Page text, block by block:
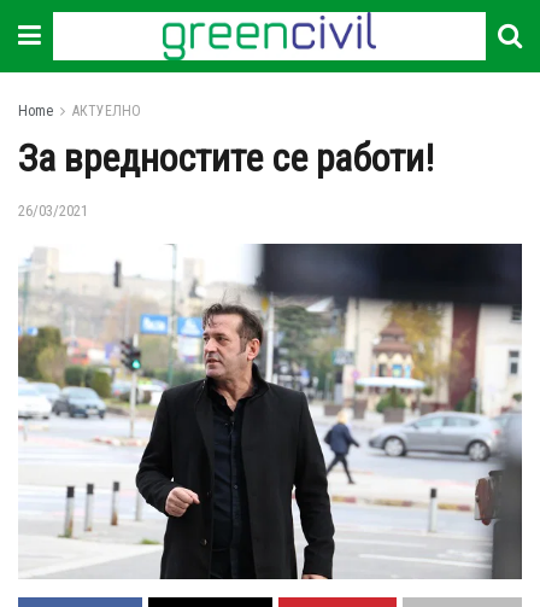
Home АКТУЕЛНО
За вредностите се работи!
26/03/2021